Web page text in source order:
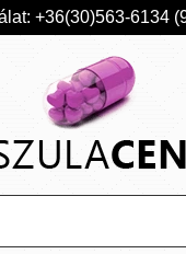
+36(30)563-6134